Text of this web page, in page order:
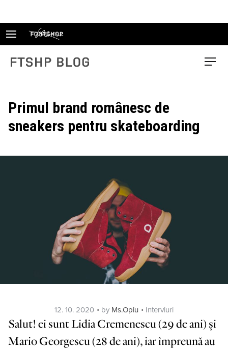
FTSHP blog Menu
Primul brand românesc de
sneakers pentru skateboarding
Posted
on
12. 10. 2020 by Ms.Opiu Categories
Interviuri
Salut! ei sunt Lidia Cremenescu (29 de ani) şi
Mario Georgescu (28 de ani), iar împreună au